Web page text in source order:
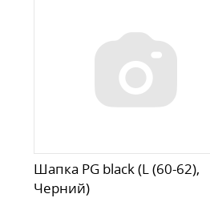
Шапка PG black (L (60-62),
Черний)